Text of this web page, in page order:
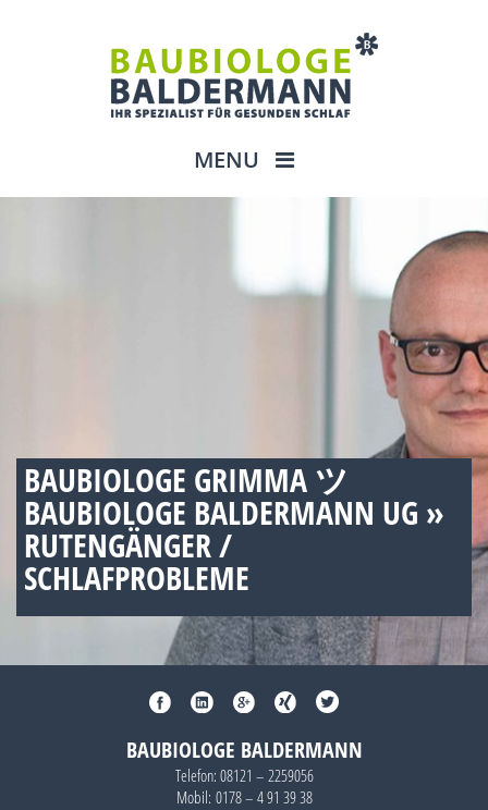
MENU
BAUBIOLOGE GRIMMA ツ
BAUBIOLOGE BALDERMANN UG »
RUTENGÄNGER /
SCHLAFPROBLEME
BAUBIOLOGE BALDERMANN
Telefon: 08121 – 2259056
Mobil: 0178 – 4 91 39 38